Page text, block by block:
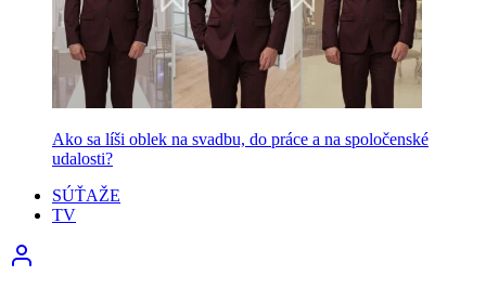
Ako sa líši oblek na svadbu, do práce a na spoločenské
udalosti?
SÚŤAŽE
TV